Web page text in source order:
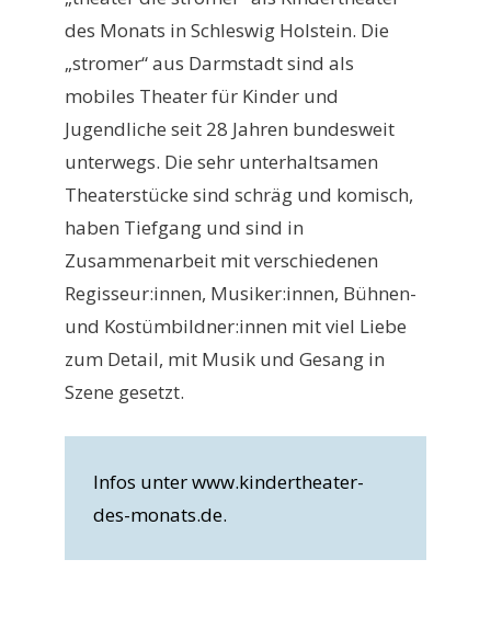
des Monats in Schleswig Holstein. Die
„stromer“ aus Darmstadt sind als
mobiles Theater für Kinder und
Jugendliche seit 28 Jahren bundesweit
unterwegs. Die sehr unterhaltsamen
Theaterstücke sind schräg und komisch,
haben Tiefgang und sind in
Zusammenarbeit mit verschiedenen
Regisseur:innen, Musiker:innen, Bühnen-
und Kostümbildner:innen mit viel Liebe
zum Detail, mit Musik und Gesang in
Szene gesetzt.
Infos unter www.kindertheater-
des-monats.de.